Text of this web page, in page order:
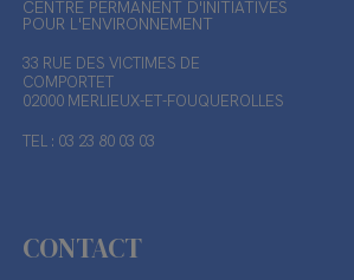
CENTRE PERMANENT D'INITIATIVES
POUR L'ENVIRONNEMENT
33 RUE DES VICTIMES DE
COMPORTET
02000 MERLIEUX-ET-FOUQUEROLLES
TEL : 03 23 80 03 03
CONTACT